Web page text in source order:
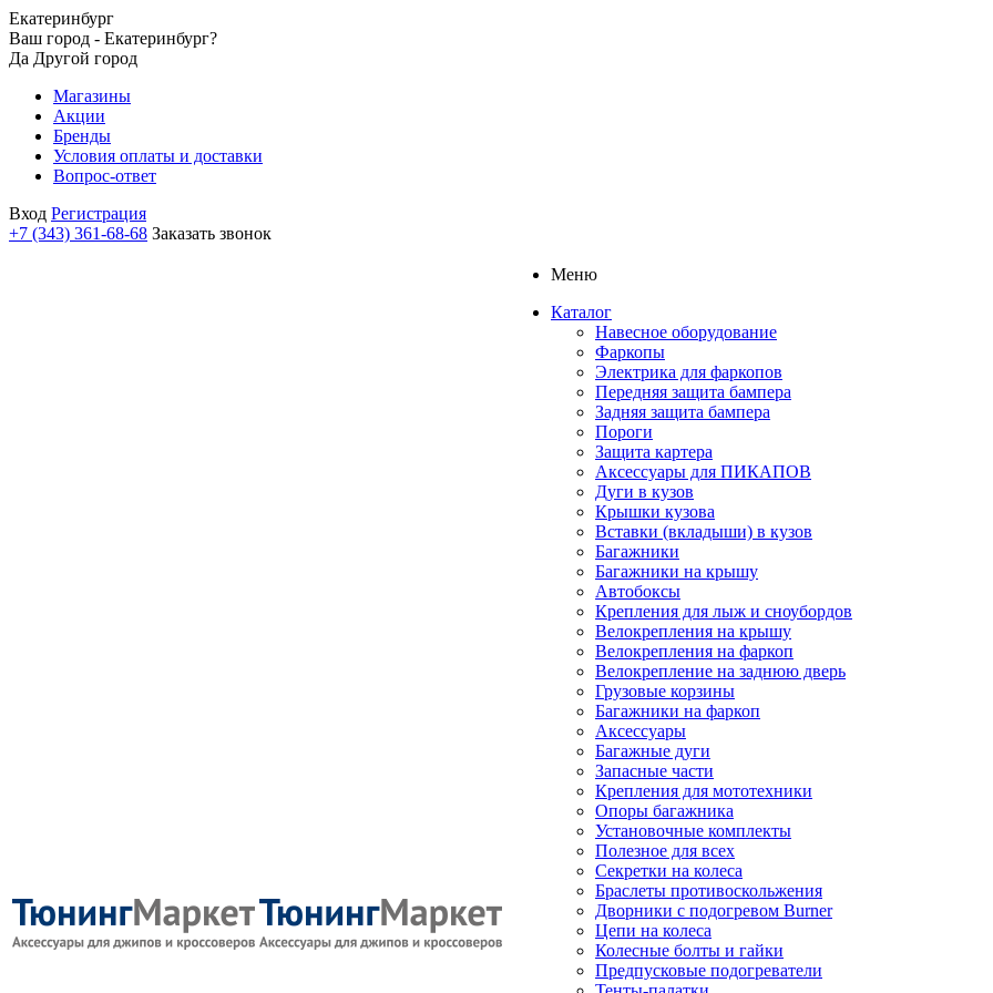
Екатеринбург
Ваш город - Екатеринбург?
Да Другой город
Магазины
Акции
Бренды
Условия оплаты и доставки
Вопрос-ответ
Вход Регистрация
+7 (343) 361-68-68 Заказать звонок
Меню
Каталог
Навесное оборудование
Фаркопы
Электрика для фаркопов
Передняя защита бампера
Задняя защита бампера
Пороги
Защита картера
Аксессуары для ПИКАПОВ
Дуги в кузов
Крышки кузова
Вставки (вкладыши) в кузов
Багажники
Багажники на крышу
Автобоксы
Крепления для лыж и сноубордов
Велокрепления на крышу
Велокрепления на фаркоп
Велокрепление на заднюю дверь
Грузовые корзины
Багажники на фаркоп
Аксессуары
Багажные дуги
Запасные части
Крепления для мототехники
Опоры багажника
Установочные комплекты
Полезное для всех
Секретки на колеса
Браслеты противоскольжения
Дворники с подогревом Burner
Цепи на колеса
Колесные болты и гайки
Предпусковые подогреватели